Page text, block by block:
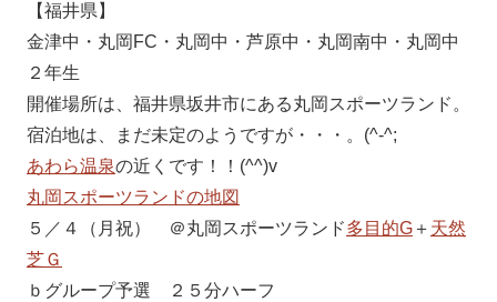
【福井県】
金津中・丸岡FC・丸岡中・芦原中・丸岡南中・丸岡中
２年生
開催場所は、福井県坂井市にある丸岡スポーツランド。
宿泊地は、まだ未定のようですが・・・。(^-^;
あわら温泉の近くです！！(^^)v
丸岡スポーツランドの地図
５／４（月祝） ＠丸岡スポーツランド多目的G ＋ 天然
芝Ｇ
ｂグループ予選 ２５分ハーフ